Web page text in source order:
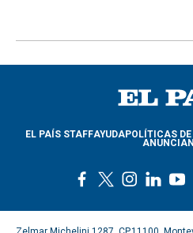
EL PAÍS STAFFAYUDAPOLÍTICAS
c
e
w
i
s
t
l
n
k
y
u